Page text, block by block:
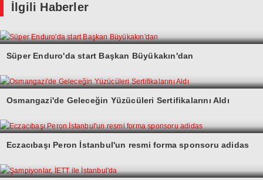
İlgili Haberler
Süper Enduro'da start Başkan Büyükakın'dan
Osmangazi'de Geleceğin Yüzücüleri Sertifikalarını Aldı
Eczacıbaşı Peron İstanbul'un resmi forma sponsoru adidas